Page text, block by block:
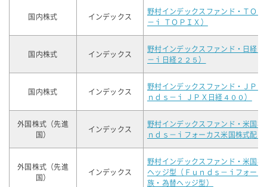
国内株式 インデックス
野村インデックスファンド・ＴＯ
－ｉ ＴＯＰＩＸ）
国内株式 インデックス
野村インデックスファンド・日経
－ｉ日経２２５）
国内株式 インデックス
野村インデックスファンド・ＪＰ
ｎｄｓ－ｉ ＪＰＸ日経４００）
外国株式（先進
国）
インデックス
野村インデックスファンド・米国
ｎｄｓ－ｉフォーカス米国株式配当
外国株式（先進
国）
インデックス
野村インデックスファンド・米国
ヘッジ型（Ｆｕｎｄｓ－ｉフォー
族・為替ヘッジ型）